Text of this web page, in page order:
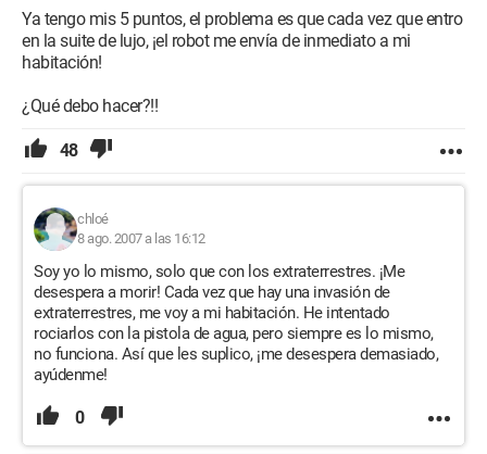
Ya tengo mis 5 puntos, el problema es que cada vez que entro
en la suite de lujo, ¡el robot me envía de inmediato a mi
habitación!
¿Qué debo hacer?!!
48
chloé
8 ago. 2007 a las 16:12
Soy yo lo mismo, solo que con los extraterrestres. ¡Me
desespera a morir! Cada vez que hay una invasión de
extraterrestres, me voy a mi habitación. He intentado
rociarlos con la pistola de agua, pero siempre es lo mismo,
no funciona. Así que les suplico, ¡me desespera demasiado,
ayúdenme!
0